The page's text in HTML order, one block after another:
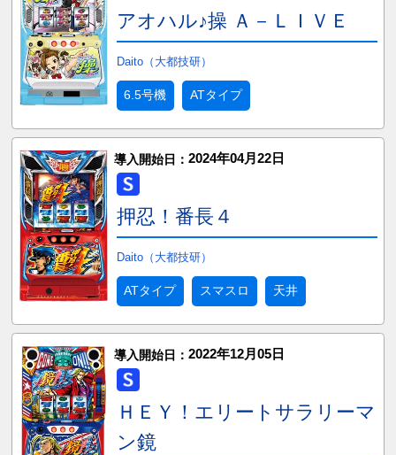
アオハル♪操 Ａ－ＬＩＶＥ
Daito（大都技研）
6.5号機 ATタイプ
導入開始日： 2024年04月22日
押忍！番長４
Daito（大都技研）
ATタイプ スマスロ 天井
導入開始日： 2022年12月05日
ＨＥＹ！エリートサラリーマ
ン鏡